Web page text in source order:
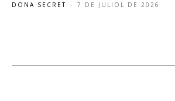
DONA SECRET - 7 DE JULIOL DE 2026